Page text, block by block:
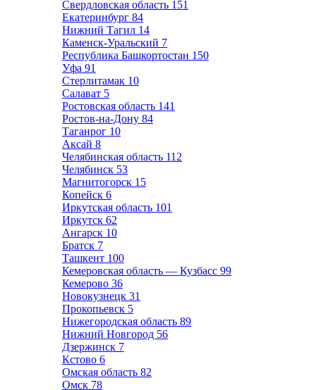
Свердловская область 151
Екатеринбург 84
Нижний Тагил 14
Каменск-Уральский 7
Республика Башкортостан 150
Уфа 91
Стерлитамак 10
Салават 5
Ростовская область 141
Ростов-на-Дону 84
Таганрог 10
Аксай 8
Челябинская область 112
Челябинск 53
Магнитогорск 15
Копейск 6
Иркутская область 101
Иркутск 62
Ангарск 10
Братск 7
Ташкент 100
Кемеровская область — Кузбасс 99
Кемерово 36
Новокузнецк 31
Прокопьевск 5
Нижегородская область 89
Нижний Новгород 56
Дзержинск 7
Кстово 6
Омская область 82
Омск 78